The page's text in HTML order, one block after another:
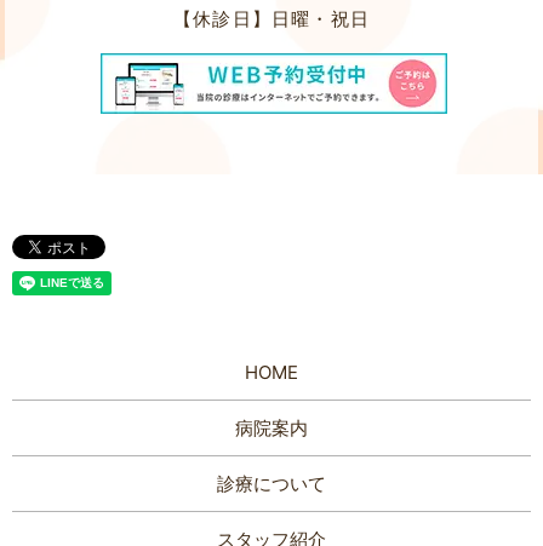
【休診日】
日曜・祝日
HOME
病院案内
診療について
スタッフ紹介